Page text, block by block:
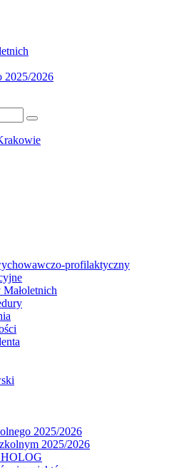
2025/2026
profilaktyczny
2025/2026
2025/2026